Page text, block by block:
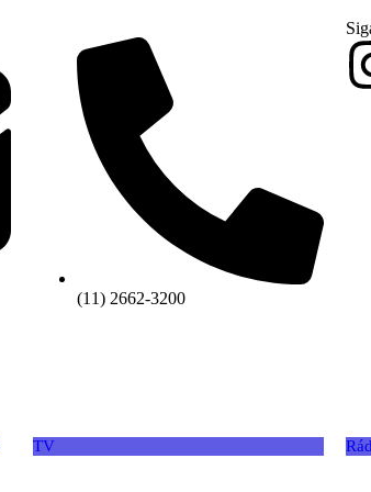
(11) 2662-3200
TV